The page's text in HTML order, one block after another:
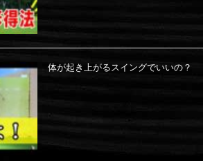
体が起き上がるスイングでいいの？